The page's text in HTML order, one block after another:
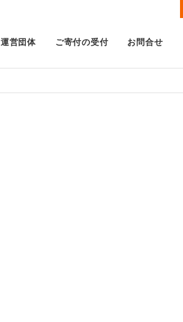
運営団体 ご寄付の受付 お問合せ